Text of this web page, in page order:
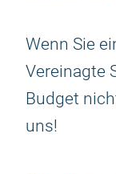
Wenn Sie
Vereinagte
Budget
uns!